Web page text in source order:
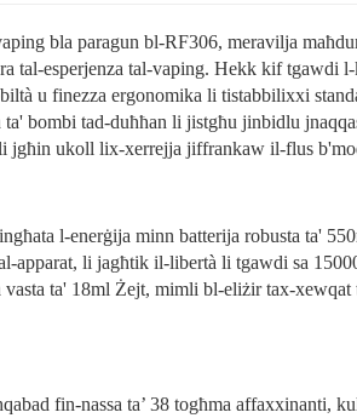
bla paragun bl-RF306, meravilja
tal-esperjenza tal-vaping. Hekk kif tgawdi
u finezza ergonomika li tistabbilixxi
bombi tad-duħħan li jistgħu jinbidlu
jgħin ukoll lix-xerrejja jiffrankaw il-flus
l-enerġija minn batterija robusta ta'
apparat, li jagħtik il-libertà li tgawdi sa
vasta ta' 18ml Żejt, mimli bl-eliżir tax-
fin-nassa ta’ 38 togħma affaxxinanti,